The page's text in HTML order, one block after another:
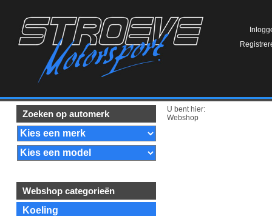
Zoeken op automerk
Webshop categorieën
Koeling
U bent hier:
Webshop